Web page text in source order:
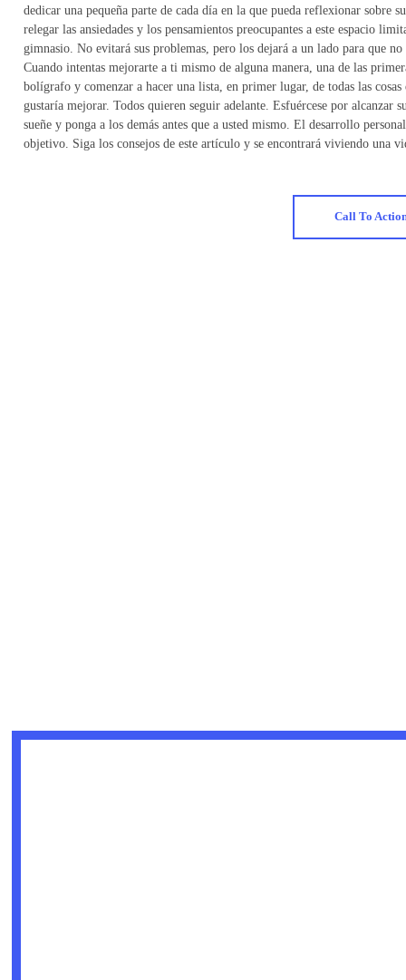
dedicar una pequeña parte de cada día en la que pueda reflexionar sobre
relegar las ansiedades y los pensamientos preocupantes a este espacio
gimnasio. No evitará sus problemas, pero los dejará a un lado para que
Cuando intentas mejorarte a ti mismo de alguna manera, una de las
bolígrafo y comenzar a hacer una lista, en primer lugar, de todas las
gustaría mejorar. Todos quieren seguir adelante. Esfuércese por alcanzar
sueñe y ponga a los demás antes que a usted mismo. El desarrollo
objetivo. Siga los consejos de este artículo y se encontrará viviendo una
Call To